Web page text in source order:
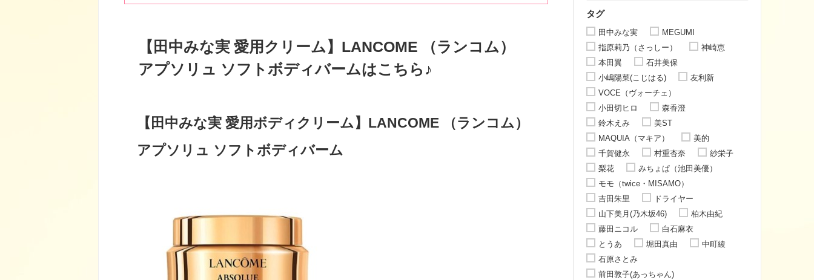
【田中みな実 愛用クリーム】LANCOME （ランコム）
アプソリュ ソフトボディバームはこちら♪
【田中みな実 愛用ボディクリーム】LANCOME （ランコム）
アプソリュ ソフトボディバーム
タグ
田中みな実
MEGUMI
指原莉乃（さっしー）
神崎恵
本田翼
石井美保
小嶋陽菜(こじはる)
友利新
VOCE（ヴォーチェ）
小田切ヒロ
森香澄
鈴木えみ
美ST
MAQUIA（マキア）
美的
千賀健永
村重杏奈
紗栄子
梨花
みちょぱ（池田美優）
モモ（twice・MISAMO）
吉田朱里
ドライヤー
山下美月(乃木坂46)
柏木由紀
藤田ニコル
白石麻衣
とうあ
堀田真由
中町綾
石原さとみ
前田敦子(あっちゃん)